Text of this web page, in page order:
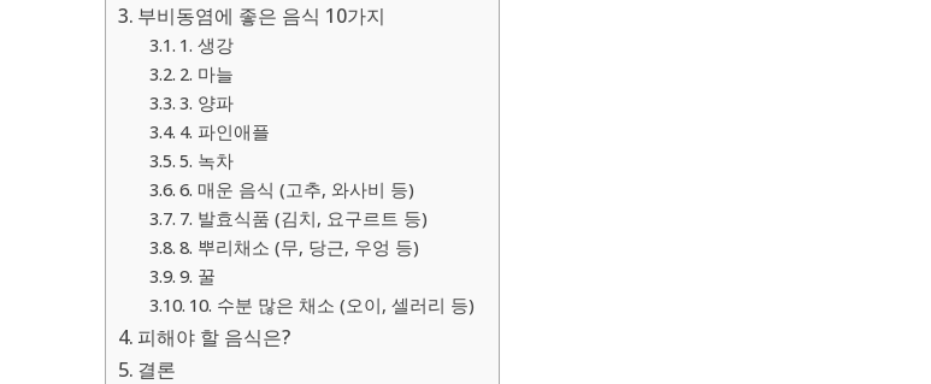
부비동염에 좋은 음식 10가지
1. 생강
2. 마늘
3. 양파
4. 파인애플
5. 녹차
6. 매운 음식 (고추, 와사비 등)
7. 발효식품 (김치, 요구르트 등)
8. 뿌리채소 (무, 당근, 우엉 등)
9. 꿀
10. 수분 많은 채소 (오이, 셀러리 등)
피해야 할 음식은?
결론